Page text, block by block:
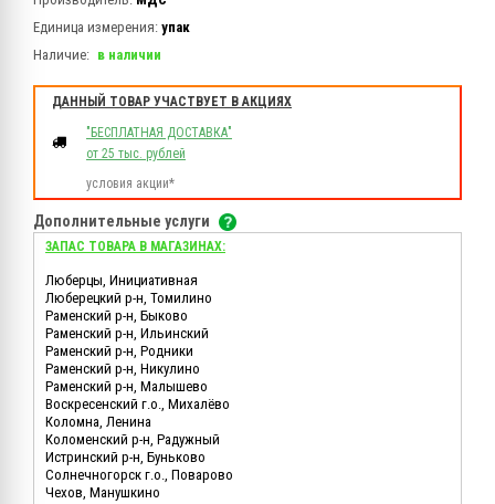
Единица измерения: упак
Наличие: в наличии
ДАННЫЙ ТОВАР УЧАСТВУЕТ В АКЦИЯХ
"БЕСПЛАТНАЯ ДОСТАВКА"
от 25 тыс. рублей
условия акции*
Дополнительные услуги
ЗАПАС ТОВАРА В МАГАЗИНАХ:
Люберцы, Инициативная
Люберецкий р-н, Томилино
Раменский р-н, Быково
Раменский р-н, Ильинский
Раменский р-н, Родники
Раменский р-н, Никулино
Раменский р-н, Малышево
Воскресенский г.о., Михалёво
Коломна, Ленина
Коломенский р-н, Радужный
Истринский р-н, Буньково
Солнечногорск г.о., Поварово
Чехов, Манушкино